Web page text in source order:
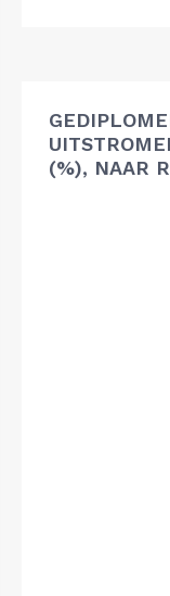
(%), NAAR